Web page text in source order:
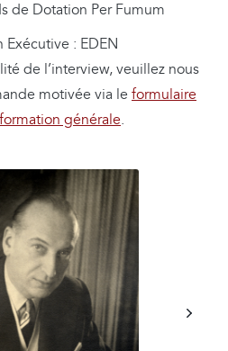
de Dotation Per Fumum
Exécutive : EDEN
de l’interview, veuillez nous
motivée via le formulaire
générale.